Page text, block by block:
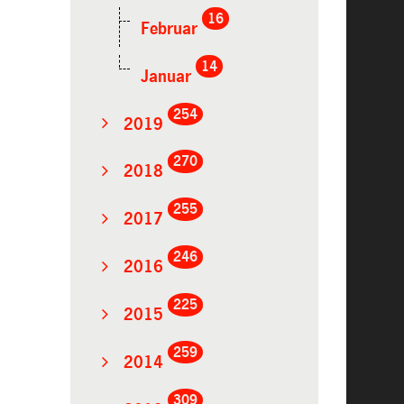
Februar
16
Januar
14
2019
254
2018
270
2017
255
2016
246
2015
225
2014
259
309